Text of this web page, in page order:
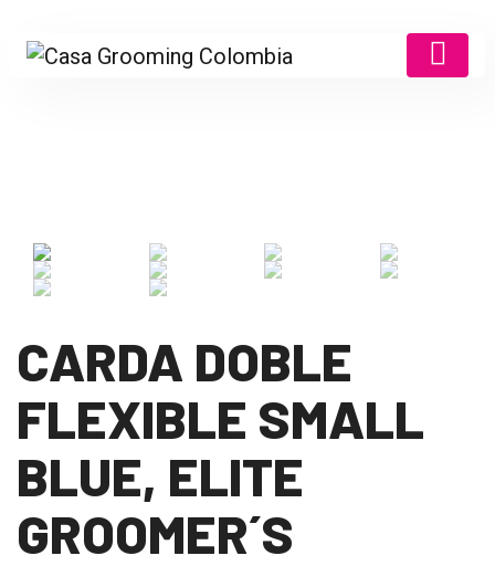
CARDA DOBLE
FLEXIBLE SMALL
BLUE, ELITE
GROOMER´S